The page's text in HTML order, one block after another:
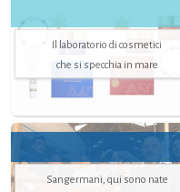
Il laboratorio di cosmetici
che si specchia in mare
Sangermani, qui sono nate